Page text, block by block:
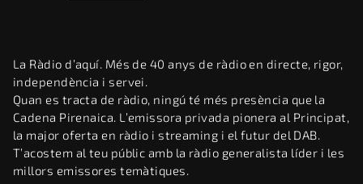
La Ràdio d’aquí. Més de 40 anys de ràdio en directe, rigor,
independència i servei.
Quan es tracta de ràdio, ningú té més presència que la
Cadena Pirenaica. L’emissora privada pionera al Principat,
la major oferta en ràdio i streaming i el futur del DAB.
T’acostem al teu públic amb la ràdio generalista líder i les
millors emissores temàtiques.